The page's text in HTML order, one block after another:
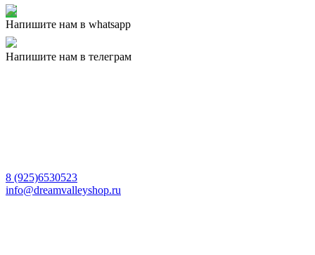
Напишите нам в whatsapp
Напишите нам в телеграм
8 (925)6530523
info@dreamvalleyshop.ru